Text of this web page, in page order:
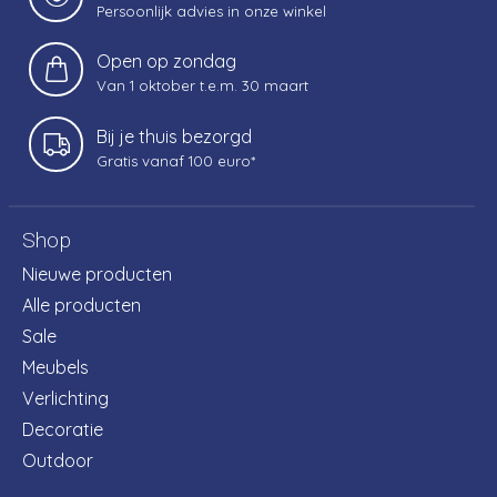
Persoonlijk advies in onze winkel
Open op zondag
Van 1 oktober t.e.m. 30 maart
Bij je thuis bezorgd
Gratis vanaf 100 euro*
Shop
Nieuwe producten
Alle producten
Sale
Meubels
Verlichting
Decoratie
Outdoor